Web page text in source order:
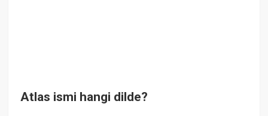
Atlas ismi hangi dilde?